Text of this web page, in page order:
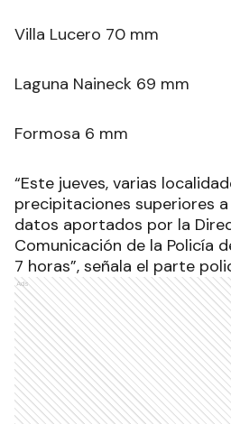
Villa Lucero 70 mm
Laguna Naineck 69 mm
Formosa 6 mm
“Este jueves, varias
precipitaciones superiores
datos aportados por la
Comunicación de la Policía
7 horas”, señala el parte
Ads